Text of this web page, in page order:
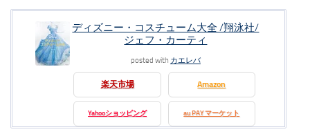
ディズニー・コスチューム大全 /翔泳社/
ジェフ・カーティ
posted with カエレバ
楽天市場 Amazon
Yahooショッピング au PAY マーケット